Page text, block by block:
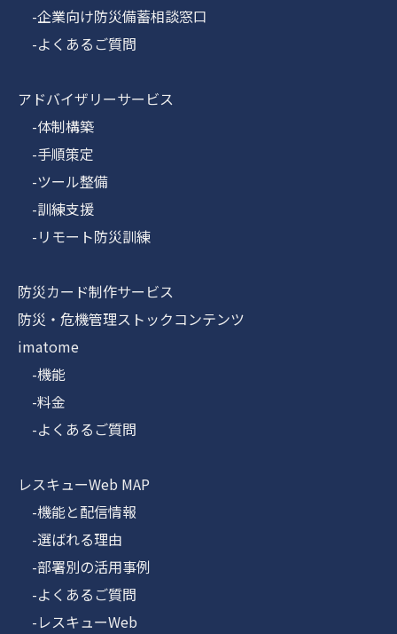
-企業向け防災備蓄相談窓口
-よくあるご質問
アドバイザリーサービス
-体制構築
-手順策定
-ツール整備
-訓練支援
-リモート防災訓練
防災カード制作サービス
防災・危機管理ストックコンテンツ
imatome
-機能
-料金
-よくあるご質問
レスキューWeb MAP
-機能と配信情報
-選ばれる理由
-部署別の活用事例
-よくあるご質問
-レスキューWeb